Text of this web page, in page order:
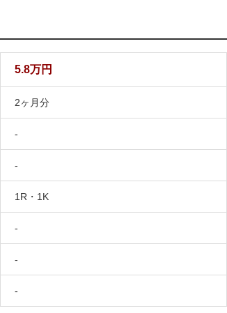
5.8万円
2ヶ月分
-
-
1R・1K
-
-
-